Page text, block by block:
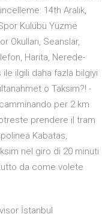
14th Aralık,
Kulübü Yüzme
Okulları, Seanslar,
Harita, Nerede-
ile ilgili daha fazla bilgiyi
o Taksim?! -
per 2 km
prendere il tram
Kabatas,
nel giro di 20 minuti
da come volete
İstanbul